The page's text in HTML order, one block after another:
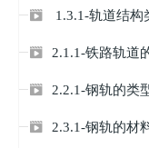
 1.3.1-轨道结构
 2.1.1-铁路轨道
 2.2.1-钢轨的类
 2.3.1-钢轨的材